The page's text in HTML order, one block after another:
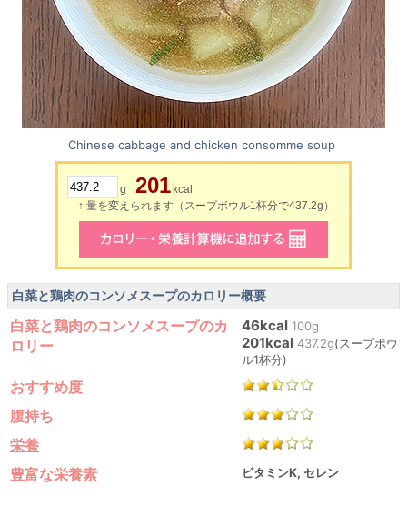
Chinese cabbage and chicken consomme soup
g 201 kcal
↑ 量を変えられます（スープボウル1杯分で437.2g）
白菜と鶏肉のコンソメスープのカロリー概要
白菜と鶏肉のコンソメスープのカ
ロリー
46kcal 100g
201kcal 437.2g(スープボウ
ル1杯分)
おすすめ度
腹持ち
栄養
豊富な栄養素
ビタミンK, セレン